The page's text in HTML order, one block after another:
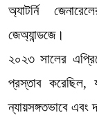
অ্যাটর্নি
জেঅ্যান্ডজে।
২০২৩ সালের
প্রস্তাব করেছিল,
ন্যায়সঙ্গতভাবে এবং